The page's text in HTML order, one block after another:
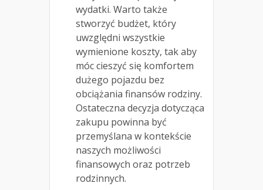
wydatki. Warto także
stworzyć budżet, który
uwzględni wszystkie
wymienione koszty, tak aby
móc cieszyć się komfortem
dużego pojazdu bez
obciążania finansów rodziny.
Ostateczna decyzja dotycząca
zakupu powinna być
przemyślana w kontekście
naszych możliwości
finansowych oraz potrzeb
rodzinnych.